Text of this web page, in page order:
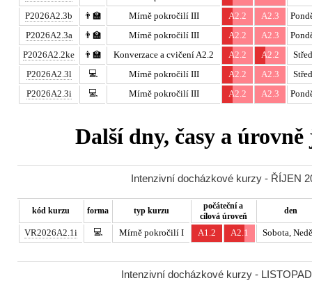
P2026A2.3b
👨‍🏫 Mírně pokročilí III A2.2 A2.3
P2026A2.3a
👨‍🏫 Mírně pokročilí III A2.2 A2.3
P2026A2.2ke
👨‍🏫 Konverzace a cvičení A2.2 A2.2 A2.2
P2026A2.3l
💻 Mírně pokročilí III A2.2 A2.3
P2026A2.3i
💻 Mírně pokročilí III A2.2 A2.3
Další dny, časy a
Intenzivní docházkové kurzy - ŘÍJEN
kód kurzu forma typ kurzu
počáteční a
cílová úroveň
den
VR2026A2.1i 💻 Mírně pokročilí I A1.2 A2.1 Sobota,
Intenzivní docházkové kurzy -